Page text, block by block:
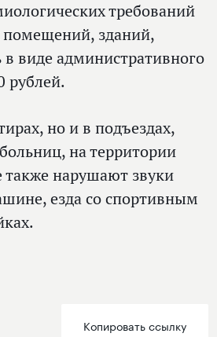
требований
зданий,
в виде административного
рублей.
но и в подъездах,
на территории
нарушают звуки
езда со спортивным
Копировать ссылку